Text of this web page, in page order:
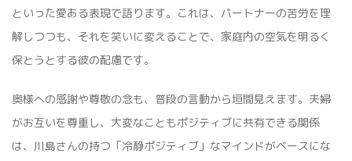
といった愛ある表現で語ります。これは、パートナーの苦労を理
解しつつも、それを笑いに変えることで、家庭内の空気を明るく
保とうとする彼の配慮です。
奥様への感謝や尊敬の念も、普段の言動から垣間見えます。夫婦
がお互いを尊重し、大変なこともポジティブに共有できる関係
は、川島さんの持つ「冷静ポジティブ」なマインドがベースにな